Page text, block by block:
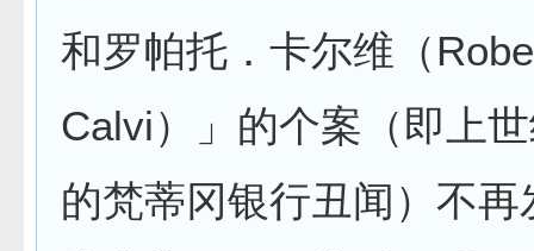
和罗帕托．卡尔维（
Calvi）」的个案（即上
的梵蒂冈银行丑闻）不再